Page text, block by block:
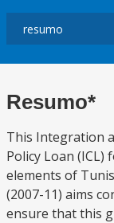
Resumo*
This Integration
Policy Loan
elements of
(2007-11) aims
ensure that this